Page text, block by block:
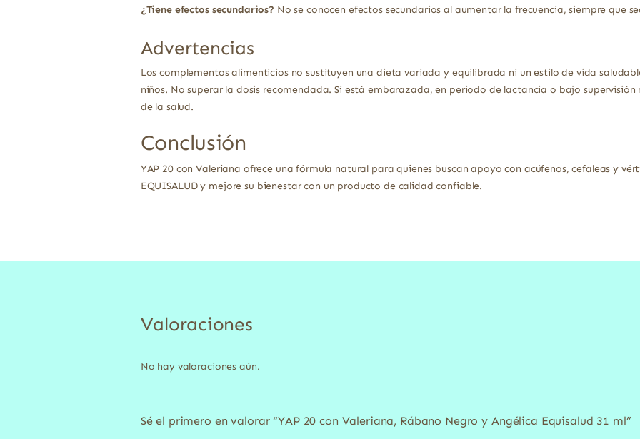
¿Tiene efectos secundarios? No se conocen efectos secundarios al aumentar la frecuencia, siempre que
Advertencias
Los complementos alimenticios no sustituyen una dieta variada y equilibrada ni un estilo de vida
niños. No superar la dosis recomendada. Si está embarazada, en periodo de lactancia o bajo
de la salud.
Conclusión
YAP 20 con Valeriana ofrece una fórmula natural para quienes buscan apoyo con acúfenos, cefaleas y
EQUISALUD y mejore su bienestar con un producto de calidad confiable.
Valoraciones
No hay valoraciones aún.
Sé el primero en valorar “YAP 20 con Valeriana, Rábano Negro y Angélica Equisalud 31 ml”